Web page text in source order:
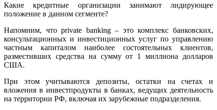
Какие кредитные организации занимают лидирующее
положение в данном сегменте?
Напомним, что private banking – это комплекс банковских,
консультационных и инвестиционных услуг по управлению
частным капиталом наиболее состоятельных клиентов,
разместивших средства на сумму от 1 миллиона долларов
США.
При этом учитываются депозиты, остатки на счетах и
вложения в инвестпродукты в банках, ведущих деятельность
на территории РФ, включая их зарубежные подразделения.